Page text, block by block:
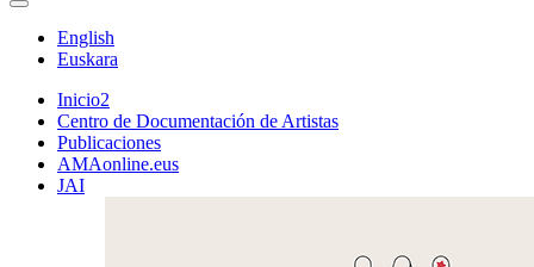
English
Euskara
Inicio2
Centro de Documentación de Artistas
Publicaciones
AMAonline.eus
JAI